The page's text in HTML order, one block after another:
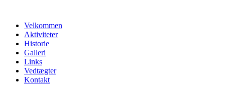
Velkommen
Aktiviteter
Historie
Galleri
Links
Vedtægter
Kontakt